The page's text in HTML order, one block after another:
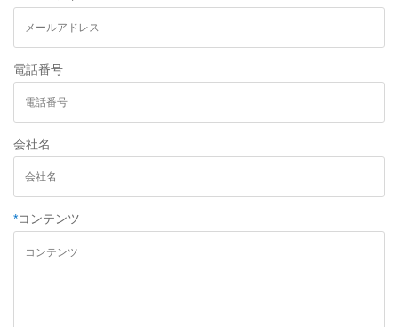
電話番号
会社名
*コンテンツ